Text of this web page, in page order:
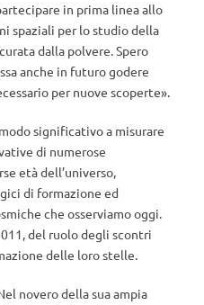
in prima linea allo
spaziali per lo studio della
dalla polvere. Spero
anche in futuro godere
per nuove scoperte».
significativo a misurare
di numerose
età dell’universo,
di formazione ed
che osserviamo oggi.
del ruolo degli scontri
delle loro stelle.
novero della sua ampia